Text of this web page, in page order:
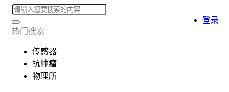
热门搜索
传感器
抗肿瘤
物理所
登录